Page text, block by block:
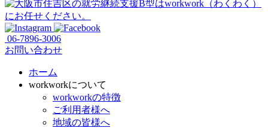
06-7896-3006
お問い合わせ
ホーム
workworkについて
workworkの特徴
ご利用者様へ
地域の皆様へ